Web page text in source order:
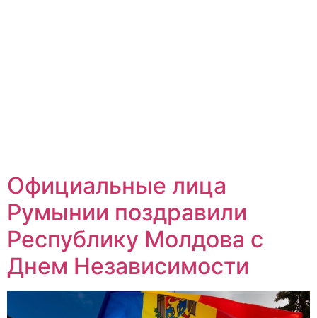
Официальные лица
Румынии поздравили
Республику Молдова с
Днем Независимости